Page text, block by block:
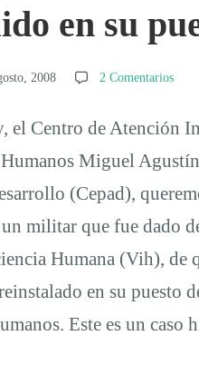
en su
2008 2 Comentarios
el Centro de Atención
Miguel
(Cepad),
un militar que fue dado
Humana (Vih), de
en su puesto
Este es un caso